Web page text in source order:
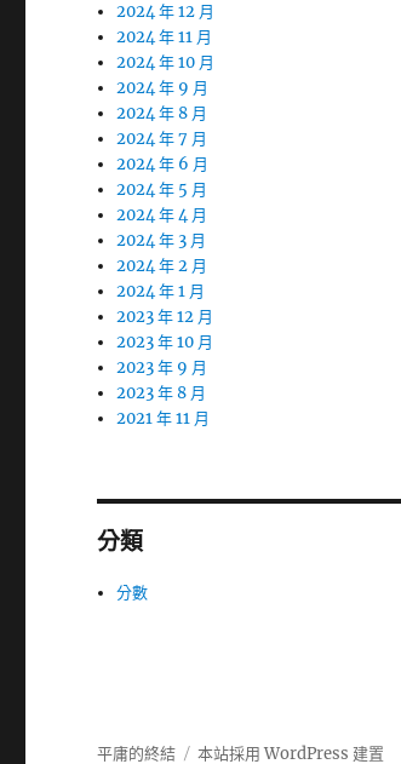
2024 年 12 月
2024 年 11 月
2024 年 10 月
2024 年 9 月
2024 年 8 月
2024 年 7 月
2024 年 6 月
2024 年 5 月
2024 年 4 月
2024 年 3 月
2024 年 2 月
2024 年 1 月
2023 年 12 月
2023 年 10 月
2023 年 9 月
2023 年 8 月
2021 年 11 月
分類
分數
平庸的終結 本站採用 WordPress 建置